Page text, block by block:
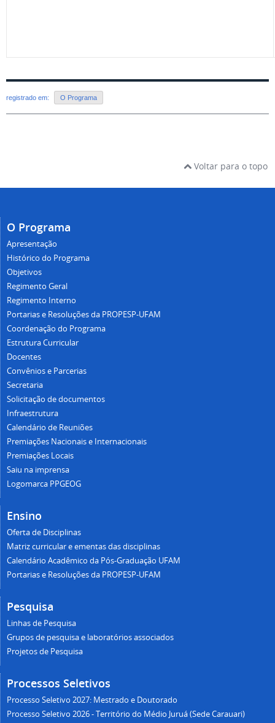
registrado em: O Programa
Voltar para o topo
O Programa
Apresentação
Histórico do Programa
Objetivos
Regimento Geral
Regimento Interno
Portarias e Resoluções da PROPESP-UFAM
Coordenação do Programa
Estrutura Curricular
Docentes
Convênios e Parcerias
Secretaria
Solicitação de documentos
Infraestrutura
Calendário de Reuniões
Premiações Nacionais e Internacionais
Premiações Locais
Saiu na imprensa
Logomarca PPGEOG
Ensino
Oferta de Disciplinas
Matriz curricular e ementas das disciplinas
Calendário Acadêmico da Pós-Graduação UFAM
Portarias e Resoluções da PROPESP-UFAM
Pesquisa
Linhas de Pesquisa
Grupos de pesquisa e laboratórios associados
Projetos de Pesquisa
Processos Seletivos
Processo Seletivo 2027: Mestrado e Doutorado
Processo Seletivo 2026 - Território do Médio Juruá (Sede Carauari)